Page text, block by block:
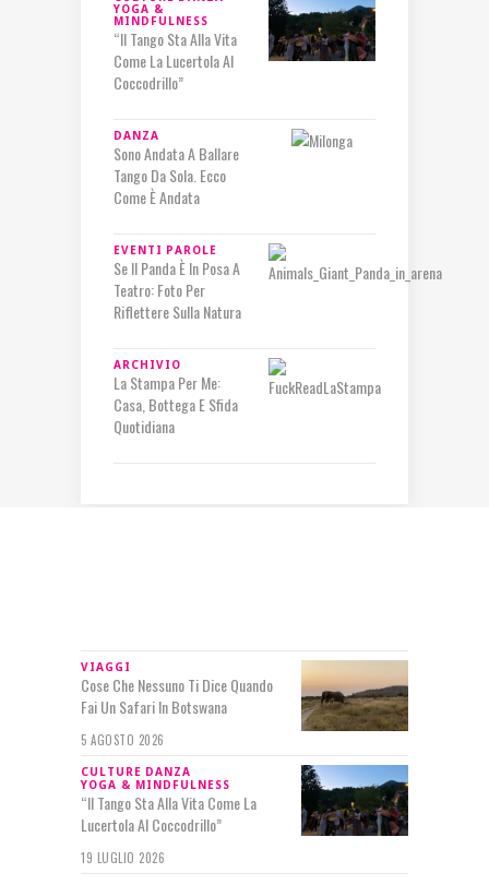
YOGA &
MINDFULNESS
“Il Tango Sta Alla Vita
Come La Lucertola Al
Coccodrillo”
DANZA
Sono Andata A Ballare
Tango Da Sola. Ecco
Come È Andata
EVENTI PAROLE
Se Il Panda È In Posa A
Teatro: Foto Per
Riflettere Sulla Natura
ARCHIVIO
La Stampa Per Me:
Casa, Bottega E Sfida
Quotidiana
VIAGGI
Cose Che Nessuno Ti Dice Quando
Fai Un Safari In Botswana
5 AGOSTO 2026
CULTURE DANZA
YOGA & MINDFULNESS
“Il Tango Sta Alla Vita Come La
Lucertola Al Coccodrillo”
19 LUGLIO 2026